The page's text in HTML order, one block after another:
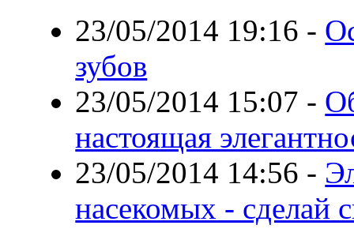
23/05/2014 19:16 -
зубов
23/05/2014 15:07 -
настоящая
23/05/2014 14:56 -
насекомых - сделай